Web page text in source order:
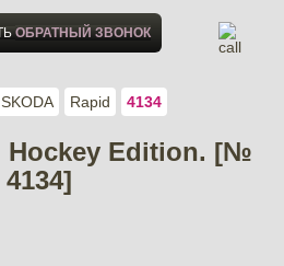
SKODA Rapid 4134
Hockey Edition. [№
4134]
ОБРАТНЫЙ ЗВОНОК